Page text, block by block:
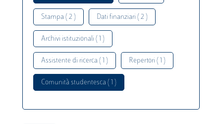
Stampa ( 2 ) Dati finanziari ( 2 )
Archivi istituzionali ( 1 )
Assistente di ricerca ( 1 ) Repertori ( 1 )
Comunità studentesca ( 1 )